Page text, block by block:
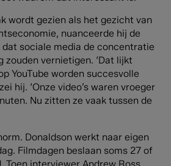
wordt gezien als het gezicht van
nuanceerde hij de
sociale media de concentratie
zouden vernietigen. ‘Dat lijkt
YouTube worden succesvolle
hij. ‘Onze video’s waren vroeger
Nu zitten ze vaak tussen de
Donaldson werkt naar eigen
Filmdagen beslaan soms 27 of